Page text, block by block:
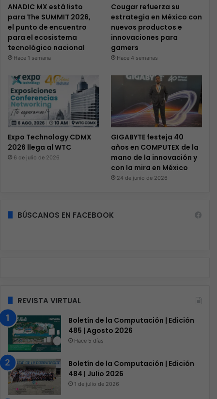
ANADIC MX está listo
para The SUMMIT 2026,
el punto de encuentro
para el ecosistema
tecnológico nacional
Hace 1 semana
Cougar refuerza su
estrategia en México con
nuevos productos e
innovaciones para
gamers
Hace 4 semanas
Expo Technology CDMX
2026 llega al WTC
6 de julio de 2026
GIGABYTE festeja 40
años en COMPUTEX de la
mano de la innovación y
con la mira en México
24 de junio de 2026
BÚSCANOS EN FACEBOOK
REVISTA VIRTUAL
Boletín de la Computación | Edición
485 | Agosto 2026
Hace 5 días
Boletín de la Computación | Edición
484 | Julio 2026
1 de julio de 2026